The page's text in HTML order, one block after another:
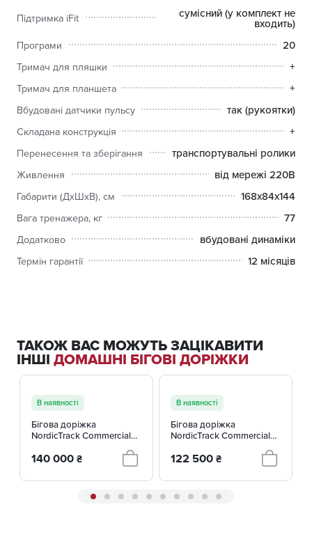
Підтримка iFit сумісний (у комплект не
входить)
Програми 20
Тримач для пляшки +
Тримач для планшета +
Вбудовані датчики пульсу так (рукоятки)
Складана конструкція +
Перенесення та зберігання транспортувальні ролики
Живлення від мережі 220В
Габарити (ДхШхВ), см 168х84х144
Вага тренажера, кг 77
Додатково вбудовані динаміки
Термін гарантії 12 місяців
ТАКОЖ ВАС МОЖУТЬ ЗАЦІКАВИТИ
ІНШІ ДОМАШНІ БІГОВІ ДОРІЖКИ
В наявності
Бігова доріжка
NordicTrack Commercial
140 000 ₴
В наявності
Бігова доріжка
NordicTrack Commercial
122 500 ₴